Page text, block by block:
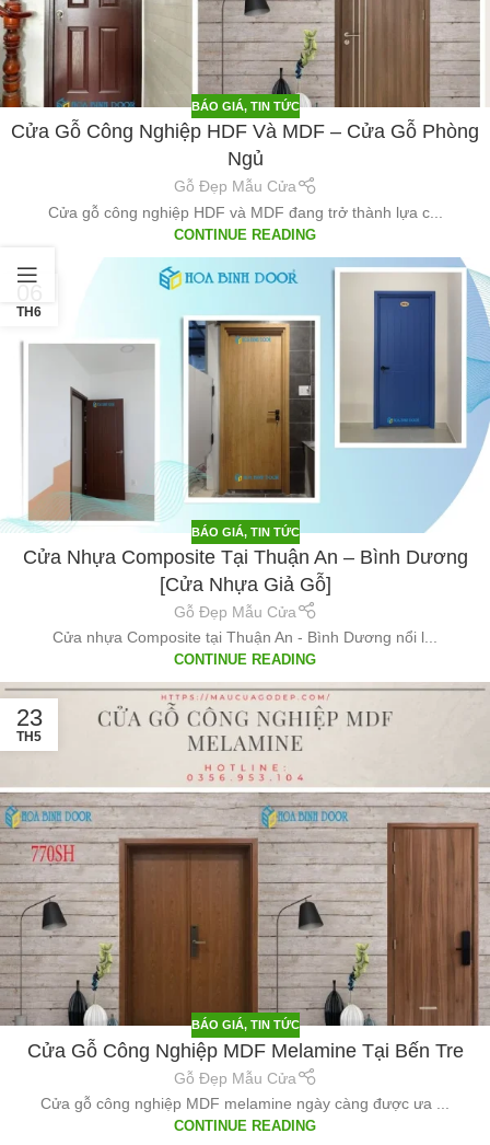
BÁO GIÁ, TIN TỨC
Cửa Gỗ Công Nghiệp HDF Và MDF – Cửa Gỗ Phòng
Ngủ
Gỗ Đẹp Mẫu Cửa
Cửa gỗ công nghiệp HDF và MDF đang trở thành lựa c...
CONTINUE READING
TH6
BÁO GIÁ, TIN TỨC
Cửa Nhựa Composite Tại Thuận An – Bình Dương
[Cửa Nhựa Giả Gỗ]
Gỗ Đẹp Mẫu Cửa
Cửa nhựa Composite tại Thuận An - Bình Dương nổi l...
CONTINUE READING
23
TH5
BÁO GIÁ, TIN TỨC
Cửa Gỗ Công Nghiệp MDF Melamine Tại Bến Tre
Gỗ Đẹp Mẫu Cửa
Cửa gỗ công nghiệp MDF melamine ngày càng được ưa ...
CONTINUE READING